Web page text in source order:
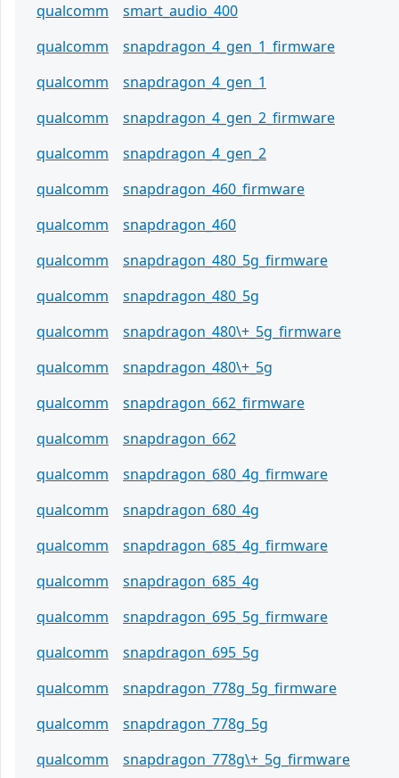
qualcomm
smart_audio_400
qualcomm
snapdragon_4_gen_1_firmware
qualcomm
snapdragon_4_gen_1
qualcomm
snapdragon_4_gen_2_firmware
qualcomm
snapdragon_4_gen_2
qualcomm
snapdragon_460_firmware
qualcomm
snapdragon_460
qualcomm
snapdragon_480_5g_firmware
qualcomm
snapdragon_480_5g
qualcomm
snapdragon_480\+_5g_firmware
qualcomm
snapdragon_480\+_5g
qualcomm
snapdragon_662_firmware
qualcomm
snapdragon_662
qualcomm
snapdragon_680_4g_firmware
qualcomm
snapdragon_680_4g
qualcomm
snapdragon_685_4g_firmware
qualcomm
snapdragon_685_4g
qualcomm
snapdragon_695_5g_firmware
qualcomm
snapdragon_695_5g
qualcomm
snapdragon_778g_5g_firmware
qualcomm
snapdragon_778g_5g
qualcomm
snapdragon_778g\+_5g_firmware